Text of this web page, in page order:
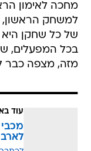
מחכה לאימון
למשחק
של כל שחקן
בכל המפעלים,
מזה, מצפה כבר
עוד